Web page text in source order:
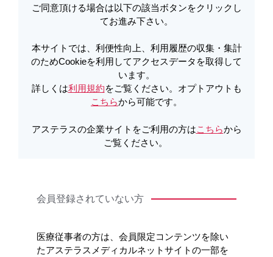
Infusion reaction
概要
Key point
ご同意頂ける場合は以下の該当ボタンをクリックし
てお進み下さい。
本サイトでは、利便性向上、利用履歴の収集・集計
のためCookieを利用してアクセスデータを取得して
います。
詳しくは利用規約をご覧ください。オプトアウトも
こちらから可能です。
アステラスの企業サイトをご利用の方はこちらから
ご覧ください。
会員登録されていない方
医療従事者の方は、会員限定コンテンツを除い
たアステラスメディカルネットサイトの一部を